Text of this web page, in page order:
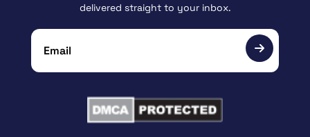
delivered straight to your inbox.